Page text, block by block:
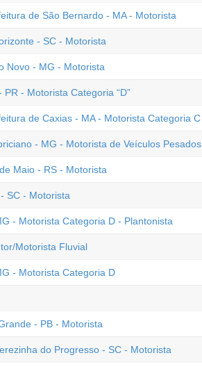
de São Bernardo - MA - Motorista
- SC - Motorista
Novo - MG - Motorista
- Motorista Categoria “D”
de Caxias - MA - Motorista Categoria C
- MG - Motorista de Veículos Pesados
Maio - RS - Motorista
SC - Motorista
- Motorista Categoria D - Plantonista
Motorista Fluvial
- Motorista Categoria D
- PB - Motorista
do Progresso - SC - Motorista